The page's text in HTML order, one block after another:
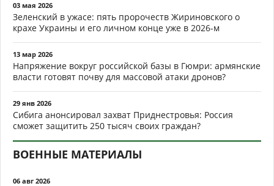
03 мая 2026
Зеленский в ужасе: пять пророчеств Жириновского о
крахе Украины и его личном конце уже в 2026-м
13 мар 2026
Напряжение вокруг российской базы в Гюмри: армянские
власти готовят почву для массовой атаки дронов?
29 янв 2026
Сибига анонсировал захват Приднестровья: Россия
сможет защитить 250 тысяч своих граждан?
ВОЕННЫЕ МАТЕРИАЛЫ
06 авг 2026